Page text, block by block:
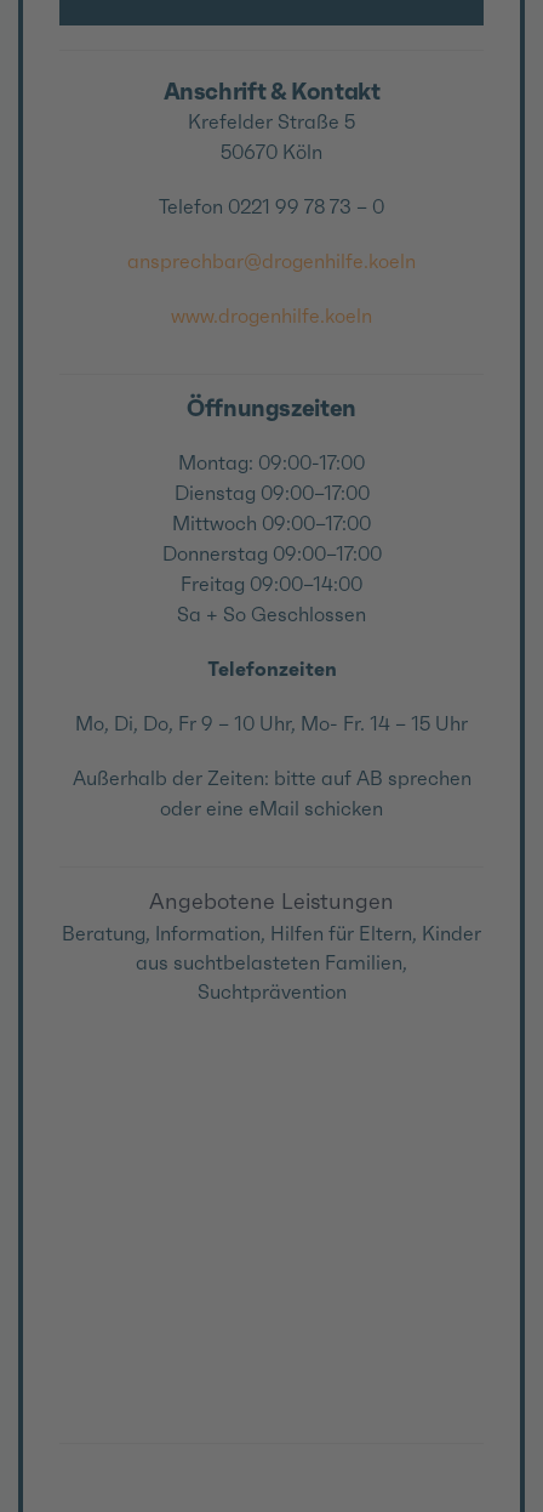
Anschrift & Kontakt
Krefelder Straße 5
50670 Köln
Telefon 0221 99 78 73 – 0
ansprechbar@drogenhilfe.koeln
www.drogenhilfe.koeln
Öffnungszeiten
Montag: 09:00-17:00
Dienstag 09:00–17:00
Mittwoch 09:00–17:00
Donnerstag 09:00–17:00
Freitag 09:00–14:00
Sa + So Geschlossen
Telefonzeiten
Mo, Di, Do, Fr 9 – 10 Uhr, Mo- Fr. 14 – 15 Uhr
Außerhalb der Zeiten: bitte auf AB sprechen
oder eine eMail schicken
Angebotene Leistungen
Beratung, Information, Hilfen für Eltern, Kinder
aus suchtbelasteten Familien,
Suchtprävention